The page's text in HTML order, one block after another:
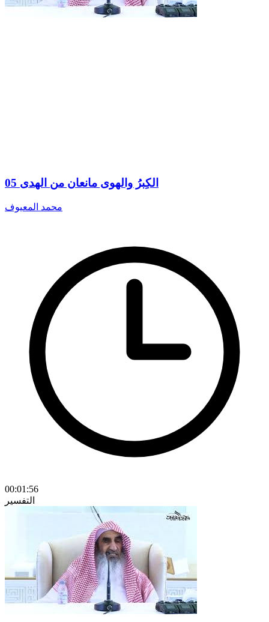
05 الكِبرُ والهوى مانعان من الهدى
محمد المعيوف
00:01:56
التفسير